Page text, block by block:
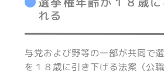
れる
与党および野等の一部が共同で
を１８歳に引き下げる法案（公